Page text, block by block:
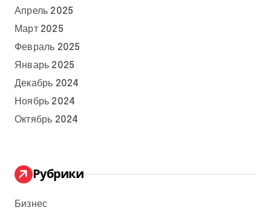
Апрель 2025
Март 2025
Февраль 2025
Январь 2025
Декабрь 2024
Ноябрь 2024
Октябрь 2024
Рубрики
Бизнес